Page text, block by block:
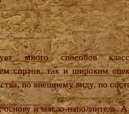
много способов
сортов, так и широким
по внешнему виду, по
основу и масло-наполнитель.